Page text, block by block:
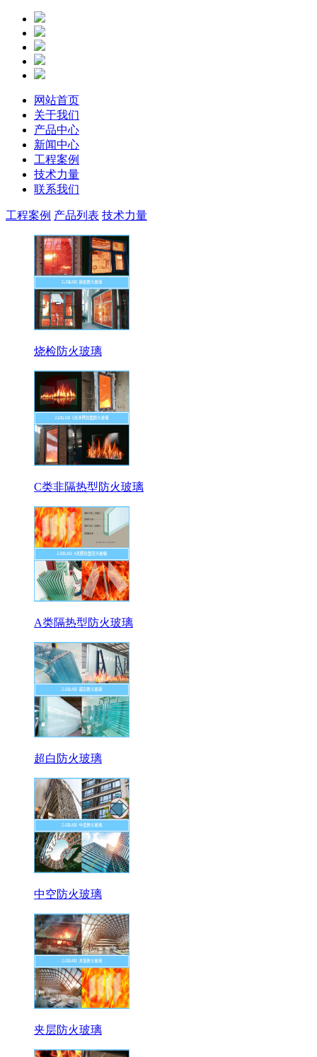
网站首页
关于我们
产品中心
新闻中心
工程案例
技术力量
联系我们
工程案例 产品列表 技术力量
烧检防火玻璃
C类非隔热型防火玻璃
A类隔热型防火玻璃
超白防火玻璃
中空防火玻璃
夹层防火玻璃